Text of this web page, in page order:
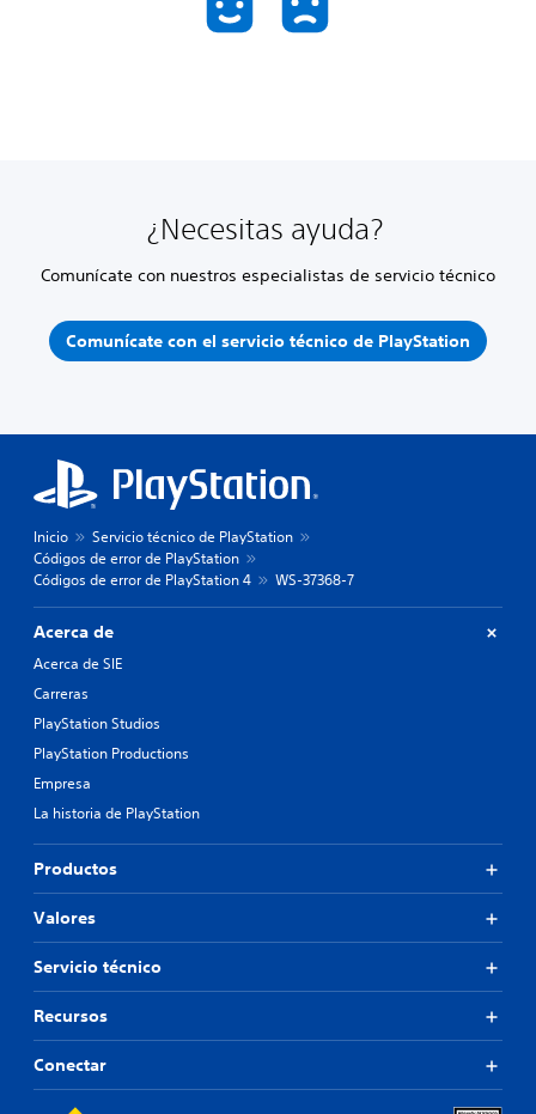
¿Necesitas ayuda?
Comunícate con nuestros especialistas de servicio técnico
Comunícate con el servicio técnico de PlayStation
Inicio
Servicio técnico de PlayStation
Códigos de error de PlayStation
Códigos de error de PlayStation 4
WS-37368-7
Acerca de
Acerca de SIE
Carreras
PlayStation Studios
PlayStation Productions
Empresa
La historia de PlayStation
Productos
Valores
Servicio técnico
Recursos
Conectar